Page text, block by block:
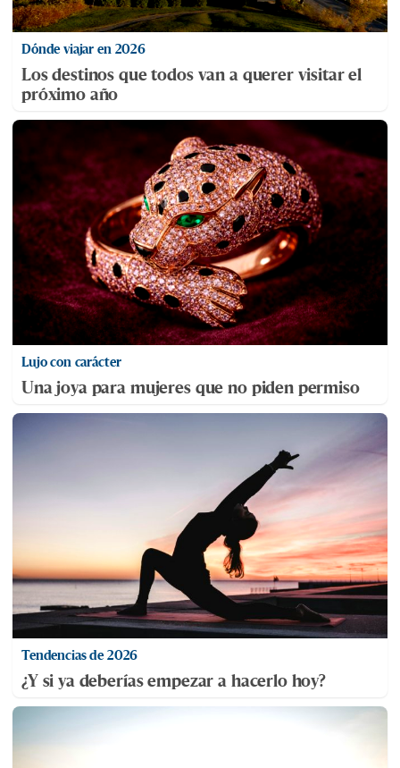
Dónde viajar en 2026
Los destinos que todos van a querer visitar el
próximo año
Lujo con carácter
Una joya para mujeres que no piden permiso
Tendencias de 2026
¿Y si ya deberías empezar a hacerlo hoy?